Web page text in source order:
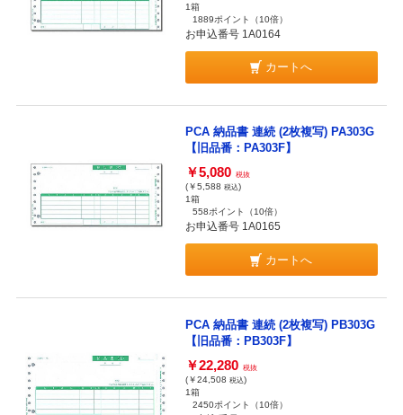
1箱
1889ポイント
（10倍）
お申込番号 1A0164
カートへ
PCA 納品書 連続 (2枚複写) PA303G
【旧品番：PA303F】
￥5,080 税抜
(￥5,588 税込)
1箱
558ポイント
（10倍）
お申込番号 1A0165
カートへ
PCA 納品書 連続 (2枚複写) PB303G
【旧品番：PB303F】
￥22,280 税抜
(￥24,508 税込)
1箱
2450ポイント
（10倍）